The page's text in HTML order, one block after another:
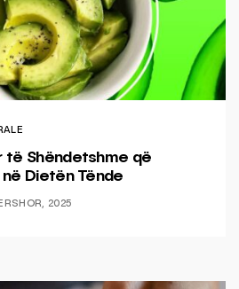
të Shëndetshme që
Dietën Tënde
2025